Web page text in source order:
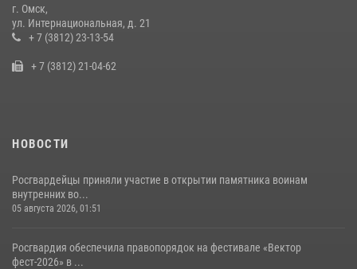
Росгвардия обеспечила безопасность уникального передвижного
музея «Поезд Победы» в Омске
г. Омск,
ул. Интернациональная, д. 21
+ 7 (3812) 23-13-54
+ 7 (3812) 21-04-62
НОВОСТИ
Росгвардейцы приняли участие в открытии памятника воинам
внутренних во...
05 августа 2026, 01:51
Росгвардия обеспечила правопорядок на фестивале «Вектор
фест-2026» в ...